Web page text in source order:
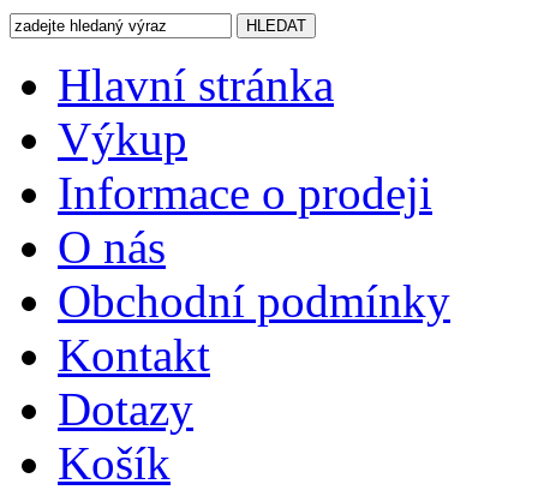
Hlavní stránka
Výkup
Informace o prodeji
O nás
Obchodní podmínky
Kontakt
Dotazy
Košík